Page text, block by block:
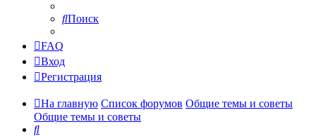
Поиск
FAQ
Вход
Регистрация
На главную Список форумов Общие темы и советы
Общие темы и советы
Поиск